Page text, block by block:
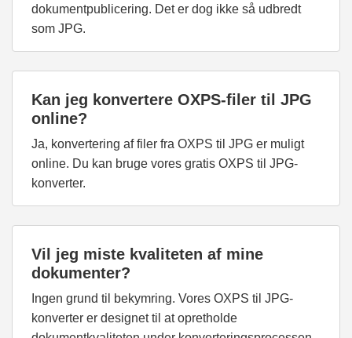
dokumentpublicering. Det er dog ikke så udbredt
som JPG.
Kan jeg konvertere OXPS-filer til JPG
online?
Ja, konvertering af filer fra OXPS til JPG er muligt
online. Du kan bruge vores gratis OXPS til JPG-
konverter.
Vil jeg miste kvaliteten af mine
dokumenter?
Ingen grund til bekymring. Vores OXPS til JPG-
konverter er designet til at opretholde